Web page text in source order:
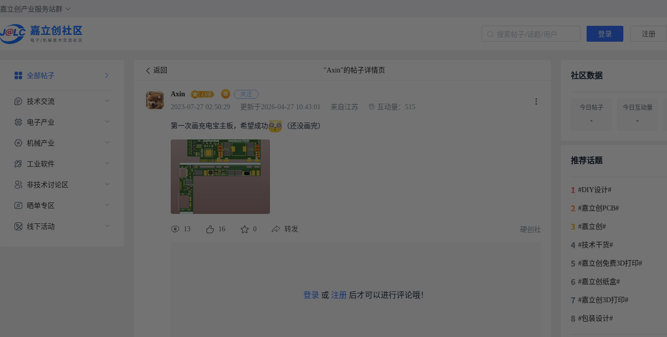
嘉立创产业服务站群
登录 注册
全部帖子
技术交流
电子产业
机械产业
工业软件
非技术讨论区
晒单专区
线下活动
返回 "Axin"的帖子详情页
Axin 关注
2023-07-27 02:50:29 更新于2026-04-27 10:43:01 来自江苏 互动量：515
第一次画充电宝主板，希望成功 （还没画完）
13 16 0 转发 硬创社
登录 或 注册 后才可以进行评论哦！
社区数据
今日帖子
-
今日互动量
-
-
推荐话题
#DIY设计#
#嘉立创PCB#
#嘉立创#
#技术干货#
#嘉立创免费3D打印#
#嘉立创纸盒#
#嘉立创3D打印#
#包装设计#